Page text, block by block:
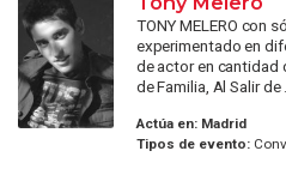
TONY MELERO con
experimentado en
de actor en cantidad
de Familia, Al Salir de ...
Actúa en: Madrid
Tipos de evento: